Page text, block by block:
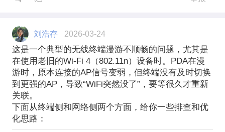
刘浩存 2026-03-24
这是一个典型的无线终端漫游不顺畅的问题，尤其是
在使用老旧的Wi-Fi 4（802.11n）设备时。PDA在漫
游时，原本连接的AP信号变弱，但终端没有及时切换
到更强的AP，导致“WiFi突然没了”，要等很久才重新
关联。
下面从终端侧和网络侧两个方面，给你一些排查和优
化思路：